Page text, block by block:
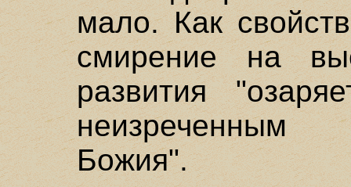
мало. Как
смирение на
развития
неизреченным
Божия".